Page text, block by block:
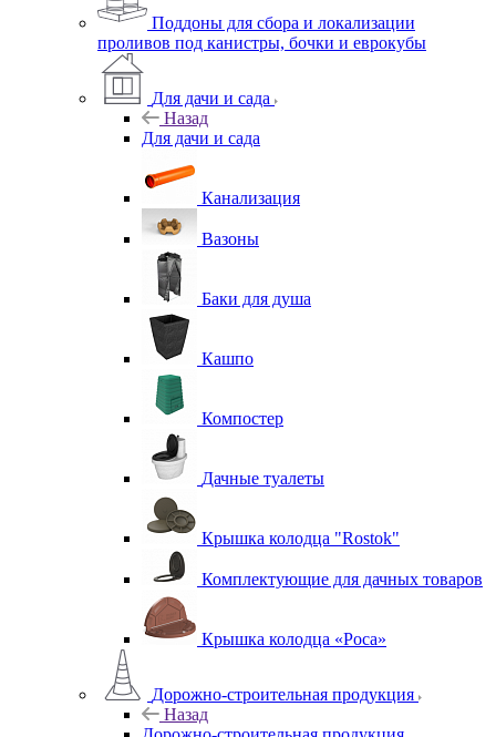
Поддоны для сбора и локализации
проливов под канистры, бочки и еврокубы
Для дачи и сада
Назад
Для дачи и сада
Канализация
Вазоны
Баки для душа
Кашпо
Компостер
Дачные туалеты
Крышка колодца "Rostok"
Комплектующие для дачных товаров
Крышка колодца «Роса»
Дорожно-строительная продукция
Назад